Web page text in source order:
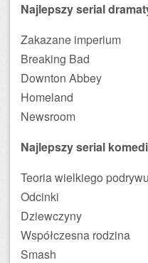
Najlepszy serial
Zakazane imperium
Breaking Bad
Downton Abbey
Homeland
Newsroom
Najlepszy serial
Teoria wielkiego podrywu
Odcinki
Dziewczyny
Współczesna rodzina
Smash